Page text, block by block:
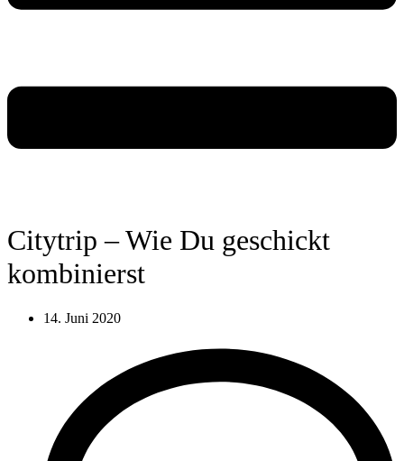
Citytrip – Wie Du geschickt
kombinierst
14. Juni 2020